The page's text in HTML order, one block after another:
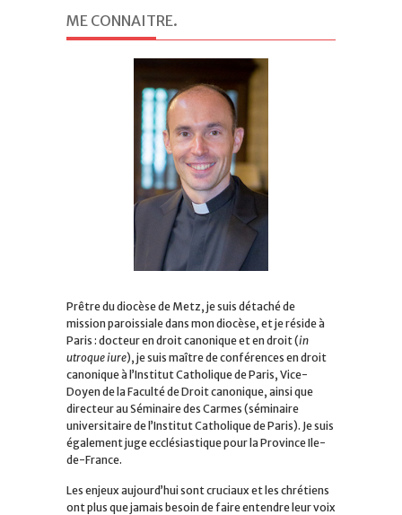
ME CONNAITRE.
Prêtre du diocèse de Metz, je suis détaché de
mission paroissiale dans mon diocèse, et je réside à
Paris : docteur en droit canonique et en droit (in
utroque iure), je suis maître de conférences en droit
canonique à l’Institut Catholique de Paris, Vice-
Doyen de la Faculté de Droit canonique, ainsi que
directeur au Séminaire des Carmes (séminaire
universitaire de l’Institut Catholique de Paris). Je suis
également juge ecclésiastique pour la Province Ile-
de-France.
Les enjeux aujourd’hui sont cruciaux et les chrétiens
ont plus que jamais besoin de faire entendre leur voix